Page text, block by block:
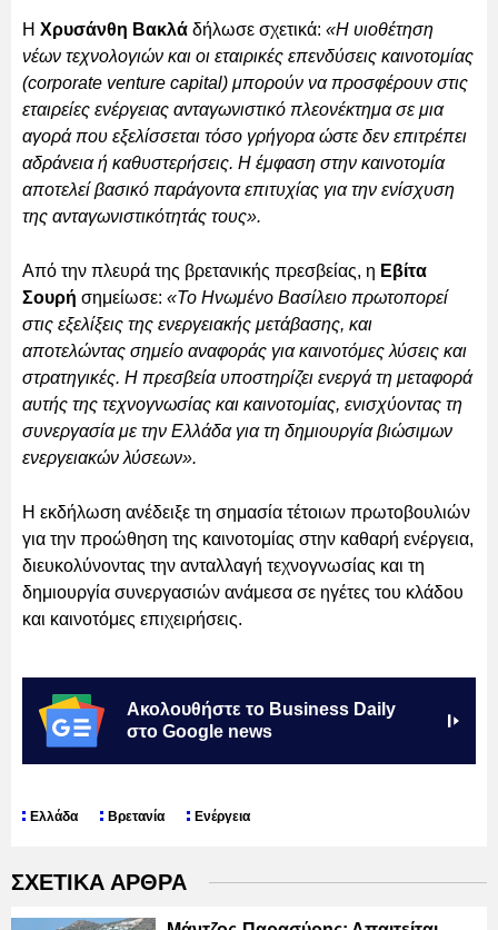
Η Χρυσάνθη Βακλά δήλωσε σχετικά: «Η υιοθέτηση
νέων τεχνολογιών και οι εταιρικές επενδύσεις καινοτομίας
(corporate venture capital) μπορούν να προσφέρουν στις
εταιρείες ενέργειας ανταγωνιστικό πλεονέκτημα σε μια
αγορά που εξελίσσεται τόσο γρήγορα ώστε δεν επιτρέπει
αδράνεια ή καθυστερήσεις. Η έμφαση στην καινοτομία
αποτελεί βασικό παράγοντα επιτυχίας για την ενίσχυση
της ανταγωνιστικότητάς τους».
Από την πλευρά της βρετανικής πρεσβείας, η Εβίτα
Σουρή σημείωσε: «Το Ηνωμένο Βασίλειο πρωτοπορεί
στις εξελίξεις της ενεργειακής μετάβασης, και
αποτελώντας σημείο αναφοράς για καινοτόμες λύσεις και
στρατηγικές. Η πρεσβεία υποστηρίζει ενεργά τη μεταφορά
αυτής της τεχνογνωσίας και καινοτομίας, ενισχύοντας τη
συνεργασία με την Ελλάδα για τη δημιουργία βιώσιμων
ενεργειακών λύσεων».
Η εκδήλωση ανέδειξε τη σημασία τέτοιων πρωτοβουλιών
για την προώθηση της καινοτομίας στην καθαρή ενέργεια,
διευκολύνοντας την ανταλλαγή τεχνογνωσίας και τη
δημιουργία συνεργασιών ανάμεσα σε ηγέτες του κλάδου
και καινοτόμες επιχειρήσεις.
Ακολουθήστε το Business Daily
στο Google news
Ελλάδα Βρετανία Ενέργεια
ΣΧΕΤΙΚΑ ΑΡΘΡΑ